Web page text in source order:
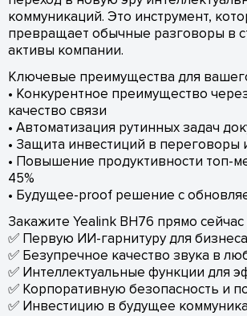
коммуникаций. Это инструмент,
превращает обычные разговоры в
активы компании.
Ключевые преимущества для
• Конкурентное преимущество
качество связи
• Автоматизация рутинных задач
• Защита инвестиций в переговоры
• Повышение продуктивности топ-
45%
• Будущее-proof решение с
Закажите Yealink BH76 прямо сейчас
✅ Первую ИИ-гарнитуру для бизнеса
✅ Безупречное качество звука в
✅ Интеллектуальные функции для
✅ Корпоративную безопасность и
✅ Инвестицию в будущее